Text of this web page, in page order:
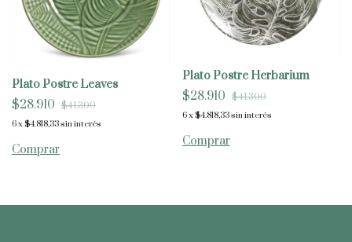
Plato Postre Leaves
$28.910 $41.300
6x$4.818,33sin interés
Plato Postre Herbarium
$28.910 $41.300
6x$4.818,33sin interés